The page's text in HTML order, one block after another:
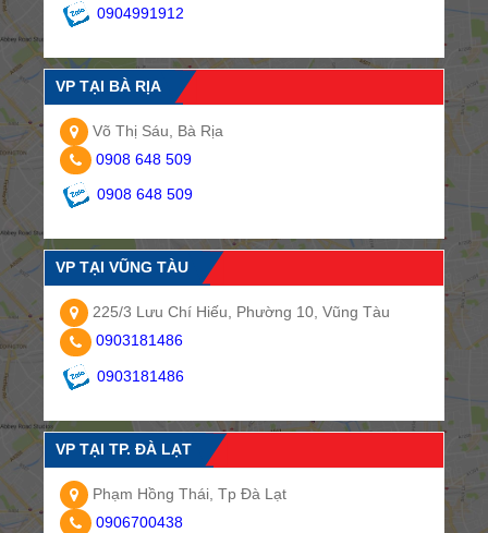
0904991912
VP TẠI BÀ RỊA
Võ Thị Sáu, Bà Rịa
0908 648 509
0908 648 509
VP TẠI VŨNG TÀU
225/3 Lưu Chí Hiếu, Phường 10, Vũng Tàu
0903181486
0903181486
VP TẠI TP. ĐÀ LẠT
Phạm Hồng Thái, Tp Đà Lạt
0906700438